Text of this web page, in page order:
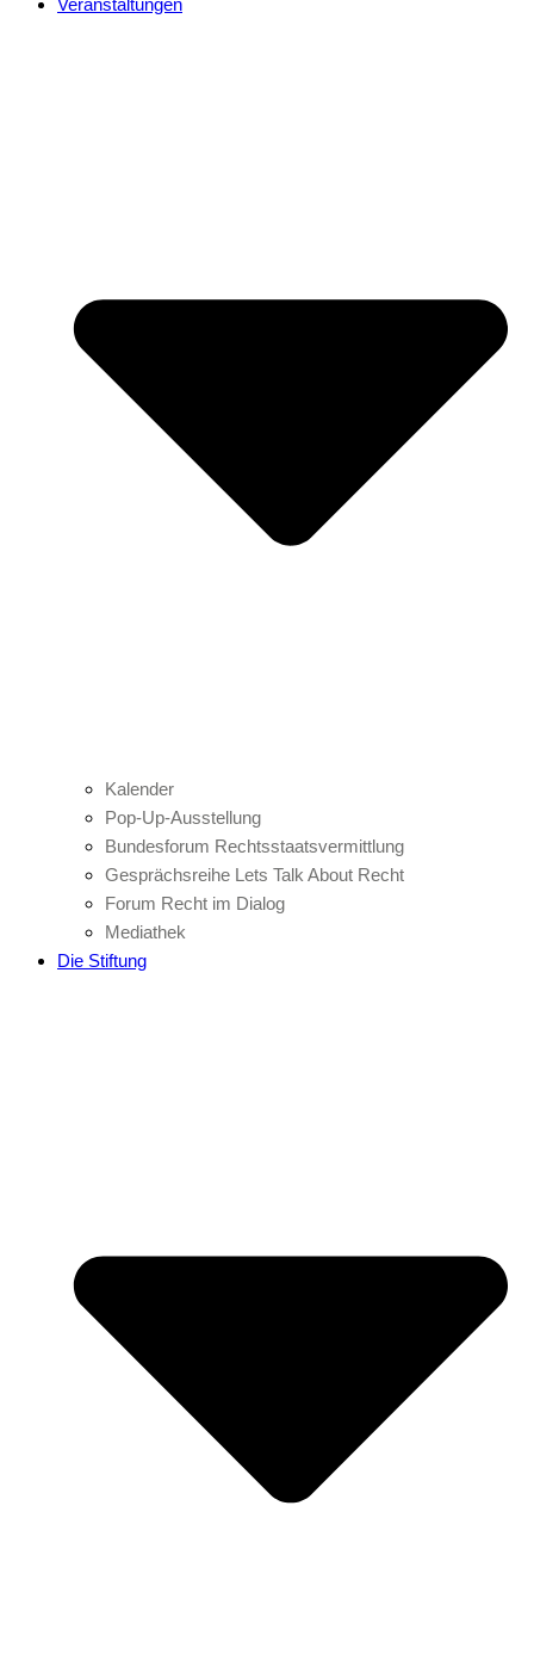
Veranstaltungen
Kalender
Pop-Up-Ausstellung
Bundesforum Rechtsstaatsvermittlung
Gesprächsreihe Lets Talk About Recht
Forum Recht im Dialog
Mediathek
Die Stiftung